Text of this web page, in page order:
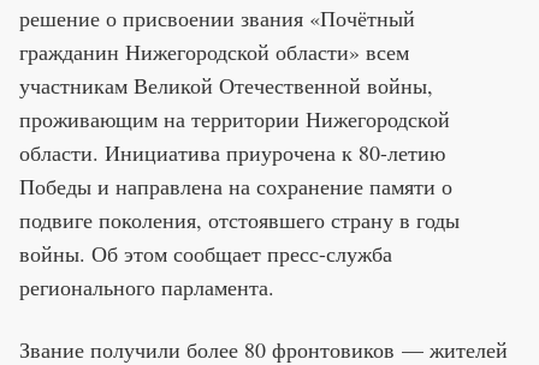
решение о присвоении звания «Почётный
гражданин Нижегородской области» всем
участникам Великой Отечественной войны,
проживающим на территории Нижегородской
области. Инициатива приурочена к 80-летию
Победы и направлена на сохранение памяти о
подвиге поколения, отстоявшего страну в годы
войны. Об этом сообщает пресс-служба
регионального парламента.
Звание получили более 80 фронтовиков — жителей